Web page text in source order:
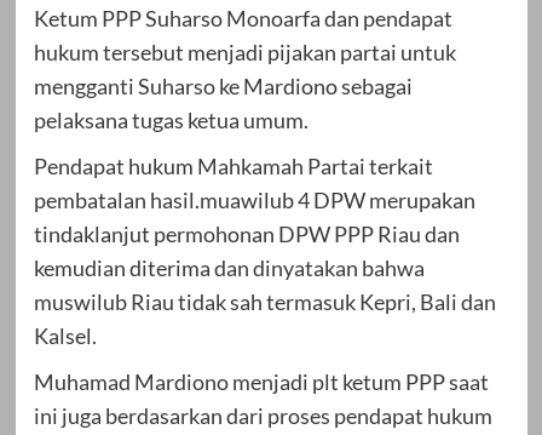
Ketum PPP Suharso Monoarfa dan pendapat
hukum tersebut menjadi pijakan partai untuk
mengganti Suharso ke Mardiono sebagai
pelaksana tugas ketua umum.
Pendapat hukum Mahkamah Partai terkait
pembatalan hasil.muawilub 4 DPW merupakan
tindaklanjut permohonan DPW PPP Riau dan
kemudian diterima dan dinyatakan bahwa
muswilub Riau tidak sah termasuk Kepri, Bali dan
Kalsel.
Muhamad Mardiono menjadi plt ketum PPP saat
ini juga berdasarkan dari proses pendapat hukum